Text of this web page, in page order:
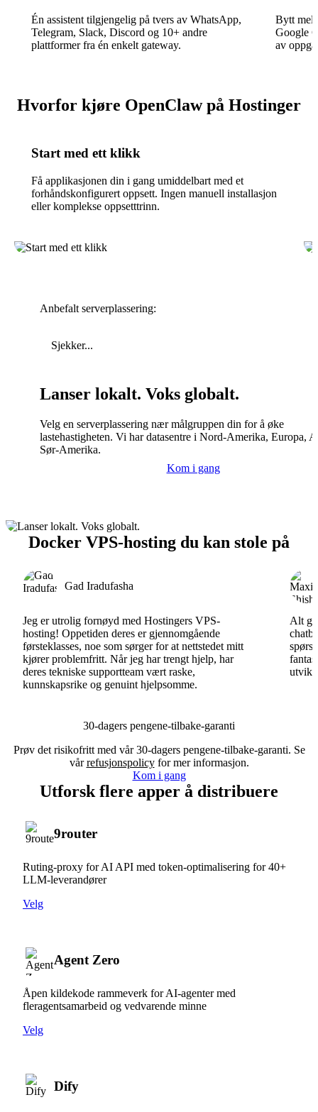
Én assistent tilgjengelig på tvers av WhatsApp,
Telegram, Slack, Discord og 10+ andre
plattformer fra én enkelt gateway.
Bytt
Google
av
Hvorfor kjøre OpenClaw på Hostinger
Start med ett klikk
Få applikasjonen din i gang umiddelbart med et
forhåndskonfigurert oppsett. Ingen manuell installasjon
eller komplekse oppsetttrinn.
Anbefalt serverplassering:
Sjekker...
Lanser lokalt. Voks globalt.
Velg en serverplassering nær målgruppen din for å øke
lastehastigheten. Vi har datasentre i Nord-Amerika, Europa,
Sør-Amerika.
Kom i gang
Docker VPS-hosting du kan stole på
Gad Iradufasha
Jeg er utrolig fornøyd med Hostingers VPS-
hosting! Oppetiden deres er gjennomgående
førsteklasses, noe som sørger for at nettstedet mitt
kjører problemfritt. Når jeg har trengt hjelp, har
deres tekniske supportteam vært raske,
kunnskapsrike og genuint hjelpsomme.
Alt
30-dagers pengene-tilbake-garanti
Prøv det risikofritt med vår 30-dagers pengene-tilbake-garanti. Se
vårrefusjonspolicyfor mer informasjon.
Kom i gang
Utforsk flere apper å distribuere
9router
Ruting-proxy for AI API med token-optimalisering for 40+
LLM-leverandører
Velg
Agent Zero
Åpen kildekode rammeverk for AI-agenter med
fleragentsamarbeid og vedvarende minne
Velg
Dify